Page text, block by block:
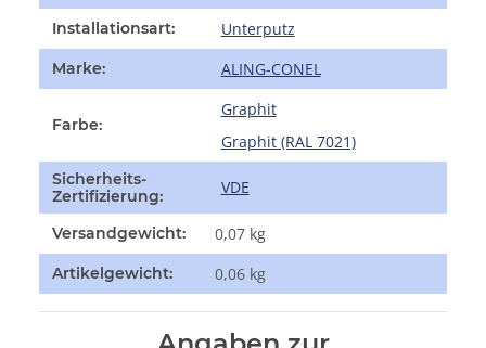
Installationsart: Unterputz
Marke: ALING-CONEL
Farbe:
Graphit
Graphit (RAL 7021)
Sicherheits-
Zertifizierung:
VDE
Versandgewicht: 0,07 kg
Artikelgewicht: 0,06 kg